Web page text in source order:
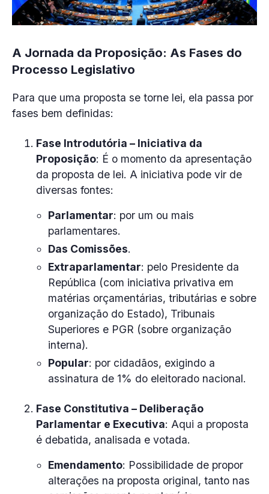
A Jornada da Proposição: As Fases do
Processo Legislativo
Para que uma proposta se torne lei, ela passa por
fases bem definidas:
Fase Introdutória – Iniciativa da
Proposição: É o momento da apresentação
da proposta de lei. A iniciativa pode vir de
diversas fontes:
Parlamentar: por um ou mais
parlamentares.
Das Comissões.
Extraparlamentar: pelo Presidente da
República (com iniciativa privativa em
matérias orçamentárias, tributárias e sobre
organização do Estado), Tribunais
Superiores e PGR (sobre organização
interna).
Popular: por cidadãos, exigindo a
assinatura de 1% do eleitorado nacional.
Fase Constitutiva – Deliberação
Parlamentar e Executiva: Aqui a proposta
é debatida, analisada e votada.
Emendamento: Possibilidade de propor
alterações na proposta original, tanto nas